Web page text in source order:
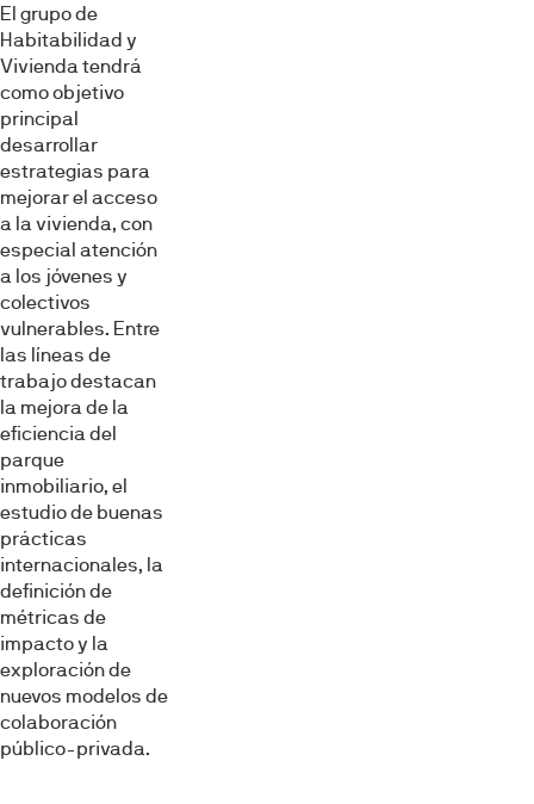
El grupo de
Habitabilidad y
Vivienda tendrá
como objetivo
principal
desarrollar
estrategias para
mejorar el acceso
a la vivienda, con
especial atención
a los jóvenes y
colectivos
vulnerables. Entre
las líneas de
trabajo destacan
la mejora de la
eficiencia del
parque
inmobiliario, el
estudio de buenas
prácticas
internacionales, la
definición de
métricas de
impacto y la
exploración de
nuevos modelos de
colaboración
público-privada.